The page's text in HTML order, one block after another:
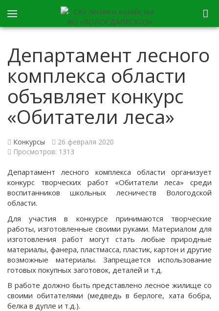
Департамент лесного
комплекса области
объявляет конкурс
«Обитатели леса»
Конкурсы
26 февраля 2020
Просмотров: 1313
Департамент лесного комплекса области организует
конкурс творческих работ «Обитатели леса» среди
воспитанников школьных лесничеств Вологодской
области.
Для участия в конкурсе принимаются творческие
работы, изготовленные своими руками. Материалом для
изготовления работ могут стать любые природные
материалы, фанера, пластмасса, пластик, картон и другие
возможные материалы. Запрещается использование
готовых покупных заготовок, деталей и т.д.
В работе должно быть представлено лесное жилище со
своими обитателями (медведь в берлоге, хата бобра,
белка в дупле и т.д.).